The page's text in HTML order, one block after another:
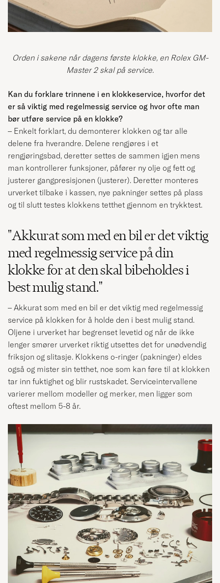
Orden i sakene når dagens første klokke, en Rolex GM-
Master 2 skal på service.
Kan du forklare trinnene i en klokkeservice, hvorfor det
er så viktig med regelmessig service og hvor ofte man
bør utføre service på en klokke?
– Enkelt forklart, du demonterer klokken og tar alle
delene fra hverandre. Delene rengjøres i et
rengjøringsbad, deretter settes de sammen igjen mens
man kontrollerer funksjoner, påfører ny olje og fett og
justerer gangpresisjonen (justerer). Deretter monteres
urverket tilbake i kassen, nye pakninger settes på plass
og til slutt testes klokkens tetthet gjennom en trykktest.
"Akkurat som med en bil er det viktig
med regelmessig service på din
klokke for at den skal bibeholdes i
best mulig stand."
– Akkurat som med en bil er det viktig med regelmessig
service på klokken for å holde den i best mulig stand.
Oljene i urverket har begrenset levetid og når de ikke
lenger smører urverket riktig utsettes det for unødvendig
friksjon og slitasje. Klokkens o-ringer (pakninger) eldes
også og mister sin tetthet, noe som kan føre til at klokken
tar inn fuktighet og blir rustskadet. Serviceintervallene
varierer mellom modeller og merker, men ligger som
oftest mellom 5-8 år.